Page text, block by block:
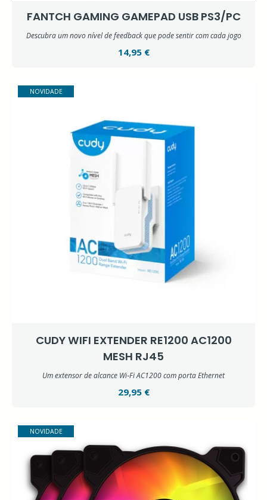
FANTCH GAMING GAMEPAD USB PS3/PC
Descubra um novo nível de feedback que pode sentir com cada jogo
14,95 €
NOVIDADE
CUDY WIFI EXTENDER RE1200 AC1200
MESH RJ45
Um extensor de alcance Wi‑Fi AC1200 com porta Ethernet
29,95 €
NOVIDADE